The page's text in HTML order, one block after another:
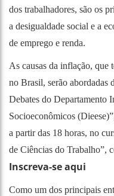
dos trabalhadores, são os
a desigualdade social e a
de emprego e renda.
As causas da inflação, que
no Brasil, serão abordadas
Debates do Departamento
Socioeconômicos
a partir das 18 horas, no
de Ciências do Trabalho”,
Inscreva-se aqui
Como um dos principais